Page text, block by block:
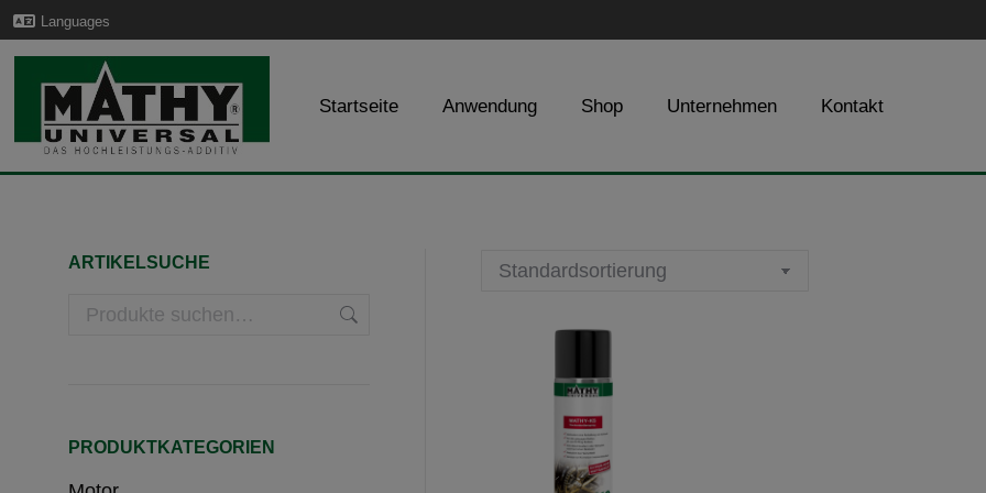
Languages
Startseite Anwendung Shop Unternehmen Kontakt
ARTIKELSUCHE
PRODUKTKATEGORIEN